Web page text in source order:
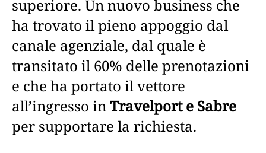
superiore. Un nuovo business che
ha trovato il pieno appoggio dal
canale agenziale, dal quale è
transitato il 60% delle prenotazioni
e che ha portato il vettore
all’ingresso inTravelport e Sabre
per supportare la richiesta.